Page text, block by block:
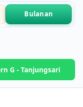
Bulanan
G - Tanjungsari